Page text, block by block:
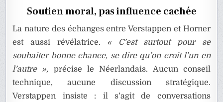
Soutien moral, pas influence cachée
La nature des échanges entre Verstappen et Horner
est aussi révélatrice. « C’est surtout pour se
souhaiter bonne chance, se dire qu’on croit l’un en
l’autre », précise le Néerlandais. Aucun conseil
technique, aucune discussion stratégique.
Verstappen insiste : il s’agit de conversations